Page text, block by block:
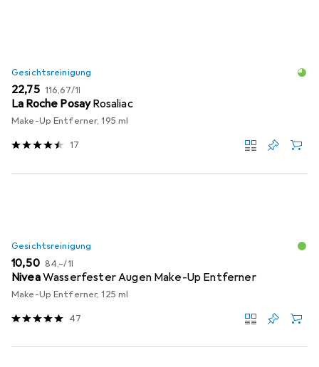
Gesichtsreinigung
EUR
22,75 EUR
116,67/1l
La Roche PosayRosaliac
Make-Up Entferner, 195 ml
17
Gesichtsreinigung
EUR
10,50 EUR
84,–/1l
NiveaWasserfester Augen Make-Up Entferner
Make-Up Entferner, 125 ml
47